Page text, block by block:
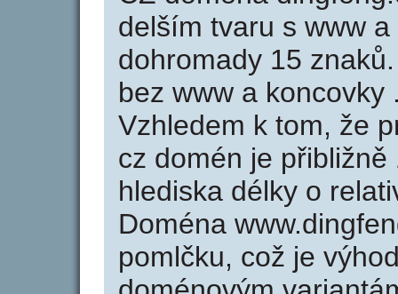
delším tvaru s www
dohromady 15
bez www a
Vzhledem k tom, že
cz domén je
hlediska délky o
Doména
pomlčku, což je